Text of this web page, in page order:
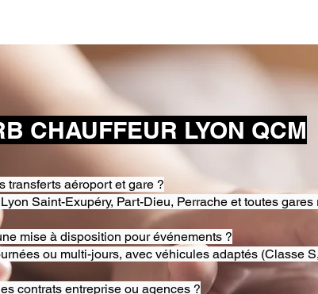
CHAUFFEUR LYON QCM
transferts aéroport et gare ?
Saint-Exupéry, Part-Dieu, Perrache et toutes gares
mise à disposition pour événements ?
ou multi-jours, avec véhicules adaptés (Classe
contrats entreprise ou agences ?